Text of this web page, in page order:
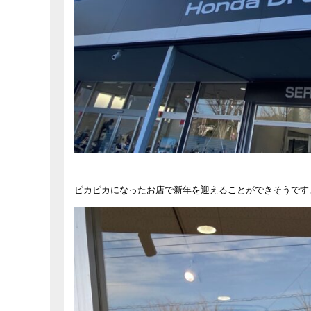
ピカピカになったお店で新年を迎えることができそうです